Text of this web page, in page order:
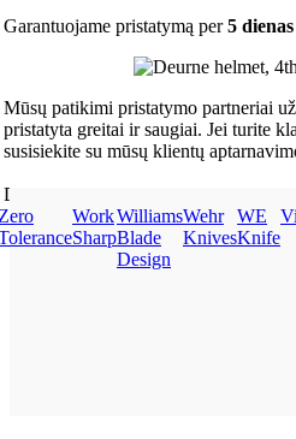
Garantuojame pristatymą per5 dienas
Mūsų patikimi pristatymo partneriai
pristatyta greitai ir saugiai. Jei turite
susisiekite su mūsų klientų
Dėkojame, kad renkates mus!
Work
Sharp
Williams
Blade
Design
Wehr
Knives
WE
Knife